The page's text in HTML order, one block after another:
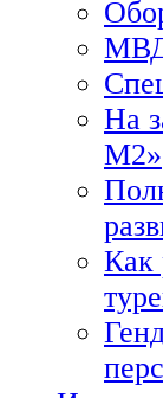
На
М2»
Как